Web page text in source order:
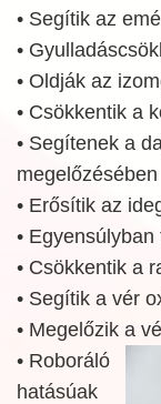
• Segítik az
•
• Oldják az
• Csökkentik a
• Segítenek a
megelőzésében
• Erősítik az
•
• Csökkentik a
• Segítik a vér
• Megelőzik a
• Roboráló
hatásúak